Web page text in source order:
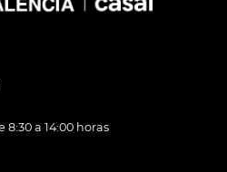
8:30 a 14:00 horas